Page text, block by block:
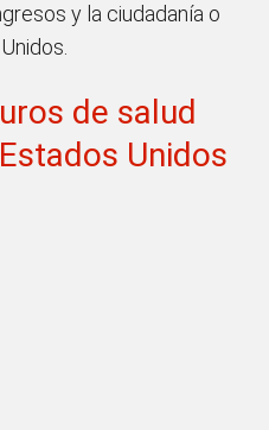
y la ciudadanía o
de salud
Unidos